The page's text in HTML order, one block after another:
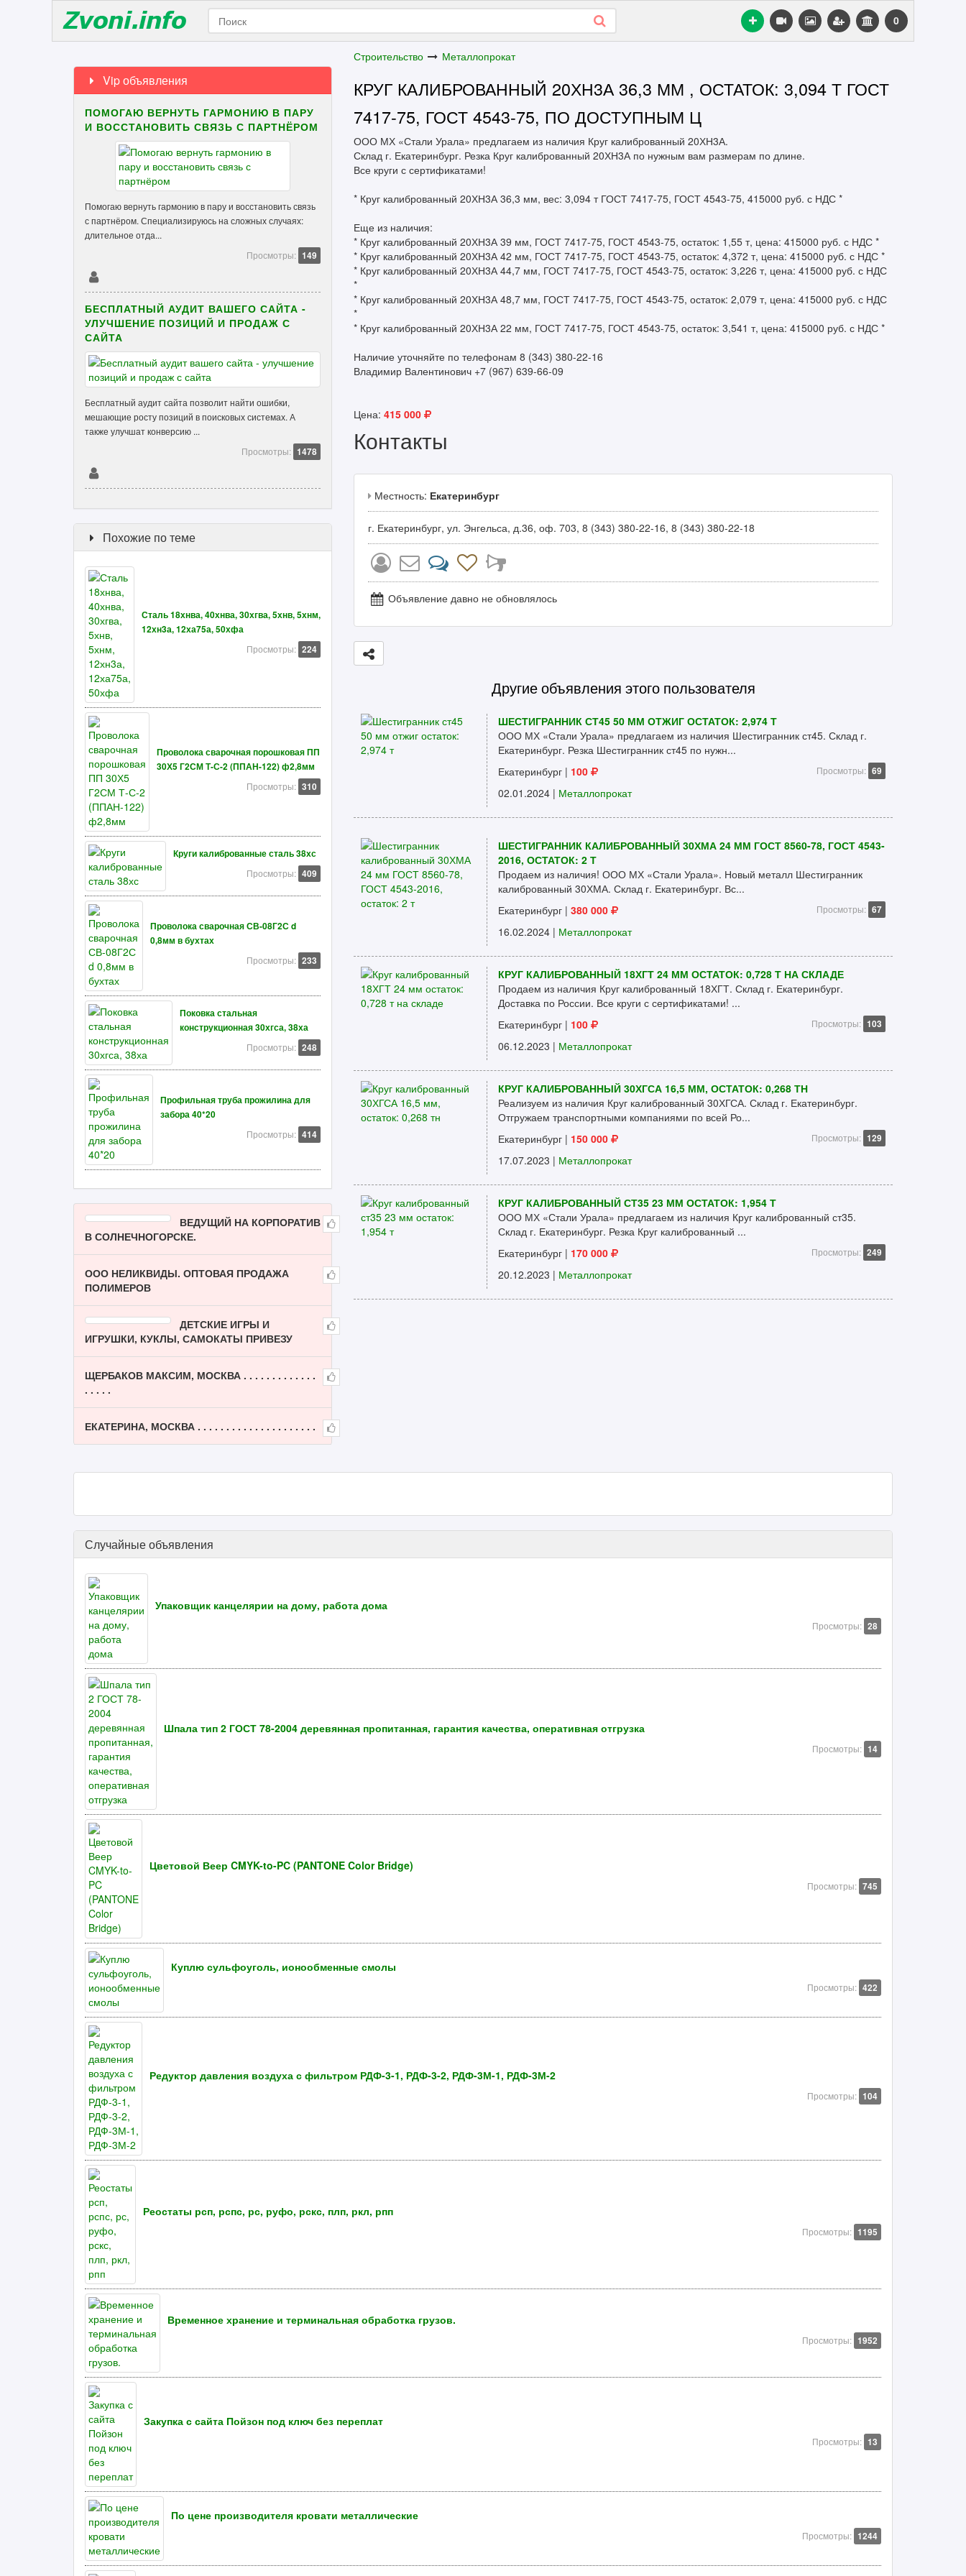
0
Строительство Металлопрокат
КРУГ КАЛИБРОВАННЫЙ 20ХН3А 36,3 ММ , ОСТАТОК: 3,094 Т ГОСТ
7417-75, ГОСТ 4543-75, ПО ДОСТУПНЫМ Ц
ООО МХ «Стали Урала» предлагаем из наличия Круг калиброванный 20ХН3А.
Склад г. Екатеринбург. Резка Круг калиброванный 20ХН3А по нужным вам размерам по длине.
Все круги с сертификатами!
* Круг калиброванный 20ХН3А 36,3 мм, вес: 3,094 т ГОСТ 7417-75, ГОСТ 4543-75, 415000 руб. с НДС *
Еще из наличия:
* Круг калиброванный 20ХН3А 39 мм, ГОСТ 7417-75, ГОСТ 4543-75, остаток: 1,55 т, цена: 415000 руб. с НДС *
* Круг калиброванный 20ХН3А 42 мм, ГОСТ 7417-75, ГОСТ 4543-75, остаток: 4,372 т, цена: 415000 руб. с НДС *
* Круг калиброванный 20ХН3А 44,7 мм, ГОСТ 7417-75, ГОСТ 4543-75, остаток: 3,226 т, цена: 415000 руб. с НДС
*
* Круг калиброванный 20ХН3А 48,7 мм, ГОСТ 7417-75, ГОСТ 4543-75, остаток: 2,079 т, цена: 415000 руб. с НДС
*
* Круг калиброванный 20ХН3А 22 мм, ГОСТ 7417-75, ГОСТ 4543-75, остаток: 3,541 т, цена: 415000 руб. с НДС *
Наличие уточняйте по телефонам 8 (343) 380-22-16
Владимир Валентинович +7 (967) 639-66-09
Цена: 415 000
Контакты
Местность: Екатеринбург
г. Екатеринбург, ул. Энгельса, д.36, оф. 703, 8 (343) 380-22-16, 8 (343) 380-22-18
Объявление давно не обновлялось
Другие объявления этого пользователя
ШЕСТИГРАННИК СТ45 50 ММ ОТЖИГ ОСТАТОК: 2,974 Т
ООО МХ «Стали Урала» предлагаем из наличия Шестигранник ст45. Склад г.
Екатеринбург. Резка Шестигранник ст45 по нужн...
Екатеринбург | 100 Просмотры: 69
02.01.2024 | Металлопрокат
ШЕСТИГРАННИК КАЛИБРОВАННЫЙ 30ХМА 24 ММ ГОСТ 8560-78, ГОСТ 4543-
2016, ОСТАТОК: 2 Т
Продаем из наличия! ООО МХ «Стали Урала». Новый металл Шестигранник
калиброванный 30ХМА. Склад г. Екатеринбург. Вс...
Екатеринбург | 380 000 Просмотры: 67
16.02.2024 | Металлопрокат
КРУГ КАЛИБРОВАННЫЙ 18ХГТ 24 ММ ОСТАТОК: 0,728 Т НА СКЛАДЕ
Продаем из наличия Круг калиброванный 18ХГТ. Склад г. Екатеринбург.
Доставка по России. Все круги с сертификатами! ...
Екатеринбург | 100 Просмотры: 103
06.12.2023 | Металлопрокат
КРУГ КАЛИБРОВАННЫЙ 30ХГСА 16,5 ММ, ОСТАТОК: 0,268 ТН
Реализуем из наличия Круг калиброванный 30ХГСА. Склад г. Екатеринбург.
Отгружаем транспортными компаниями по всей Ро...
Екатеринбург | 150 000 Просмотры: 129
17.07.2023 | Металлопрокат
КРУГ КАЛИБРОВАННЫЙ СТ35 23 ММ ОСТАТОК: 1,954 Т
ООО МХ «Стали Урала» предлагаем из наличия Круг калиброванный ст35.
Склад г. Екатеринбург. Резка Круг калиброванный ...
Екатеринбург | 170 000 Просмотры: 249
20.12.2023 | Металлопрокат
Vip объявления
ПОМОГАЮ ВЕРНУТЬ ГАРМОНИЮ В ПАРУ
И ВОССТАНОВИТЬ СВЯЗЬ С ПАРТНЁРОМ
Помогаю вернуть гармонию в пару и восстановить связь
с партнёром. Специализируюсь на сложных случаях:
длительное отда...
Просмотры: 149
БЕСПЛАТНЫЙ АУДИТ ВАШЕГО САЙТА -
УЛУЧШЕНИЕ ПОЗИЦИЙ И ПРОДАЖ С
САЙТА
Бесплатный аудит сайта позволит найти ошибки,
мешающие росту позиций в поисковых системах. А
также улучшат конверсию ...
Просмотры: 1478
Похожие по теме
Сталь 18хнва, 40хнва, 30хгва, 5хнв, 5хнм,
12хн3а, 12ха75а, 50хфа
Просмотры: 224
Проволока сварочная порошковая ПП
30Х5 Г2СМ Т-С-2 (ППАН-122) ф2,8мм
Просмотры: 310
Круги калиброванные сталь 38хс
Просмотры: 409
Проволока сварочная СВ-08Г2С d
0,8мм в бухтах
Просмотры: 233
Поковка стальная
конструкционная 30хгса, 38ха
Просмотры: 248
Профильная труба прожилина для
забора 40*20
Просмотры: 414
ВЕДУЩИЙ НА КОРПОРАТИВ
В СОЛНЕЧНОГОРСКЕ.
ООО НЕЛИКВИДЫ. ОПТОВАЯ ПРОДАЖА
ПОЛИМЕРОВ
ДЕТСКИЕ ИГРЫ И
ИГРУШКИ, КУКЛЫ, САМОКАТЫ ПРИВЕЗУ
ЩЕРБАКОВ МАКСИМ, МОСКВА . . . . . . . . . . . . .
. . . . .
ЕКАТЕРИНА, МОСКВА . . . . . . . . . . . . . . . . . . . . .
Случайные объявления
Упаковщик канцелярии на дому, работа дома
Просмотры: 28
Шпала тип 2 ГОСТ 78-2004 деревянная пропитанная, гарантия качества, оперативная отгрузка
Просмотры: 14
Цветовой Веер CMYK-to-PC (PANTONE Color Bridge)
Просмотры: 745
Куплю сульфоуголь, ионообменные смолы
Просмотры: 422
Редуктор давления воздуха с фильтром РДФ-3-1, РДФ-3-2, РДФ-3М-1, РДФ-3М-2
Просмотры: 104
Реостаты рсп, рспс, рс, руфо, рскс, плп, ркл, рпп
Просмотры: 1195
Временное хранение и терминальная обработка грузов.
Просмотры: 1952
Закупка с сайта Пойзон под ключ без переплат
Просмотры: 13
По цене производителя кровати металлические
Просмотры: 1244